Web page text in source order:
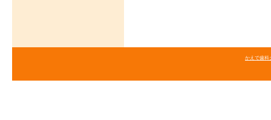
かえで歯科